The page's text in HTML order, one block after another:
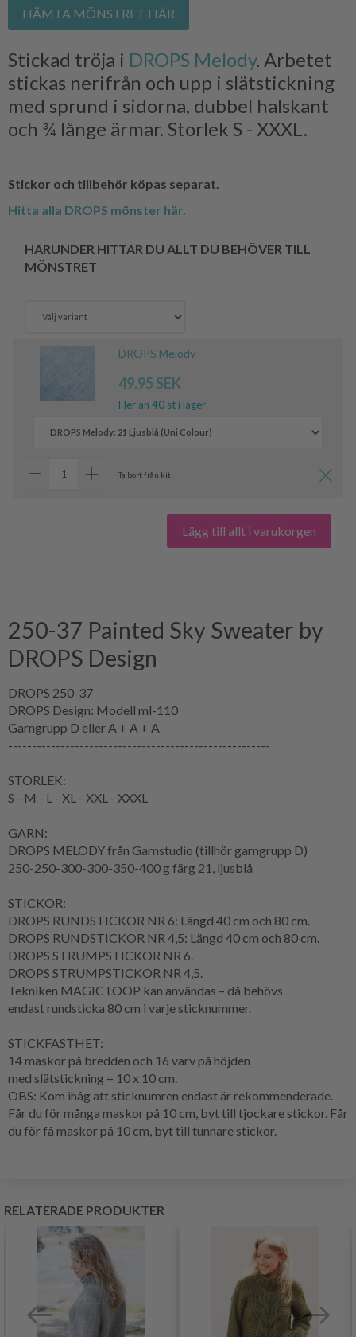
HÄMTA MÖNSTRET HÄR
Stickad tröja i DROPS Melody. Arbetet
stickas nerifrån och upp i slätstickning
med sprund i sidorna, dubbel halskant
och ¾ långe ärmar. Storlek S - XXXL.
Stickor och tillbehör köpas separat.
Hitta alla DROPS mönster här.
HÄRUNDER HITTAR DU ALLT DU BEHÖVER TILL
MÖNSTRET
DROPS Melody
49.95 SEK
Fler än 40 st i lager
Ta bort från kit
Lägg till allt i varukorgen
250-37 Painted Sky Sweater by
DROPS Design
DROPS 250-37
DROPS Design: Modell ml-110
Garngrupp D eller A + A + A
-------------------------------------------------------
STORLEK:
S - M - L - XL - XXL - XXXL
GARN:
DROPS MELODY från Garnstudio (tillhör garngrupp D)
250-250-300-300-350-400 g färg 21, ljusblå
STICKOR:
DROPS RUNDSTICKOR NR 6: Längd 40 cm och 80 cm.
DROPS RUNDSTICKOR NR 4,5: Längd 40 cm och 80 cm.
DROPS STRUMPSTICKOR NR 6.
DROPS STRUMPSTICKOR NR 4,5.
Tekniken MAGIC LOOP kan användas – då behövs
endastrundsticka 80 cm i varje sticknummer.
STICKFASTHET:
14 maskor på bredden och 16 varvpå höjden
med slätstickning = 10 x 10 cm.
OBS: Kom ihåg att sticknumren endast är rekommenderade.
Får du för många maskor på 10 cm, byt till tjockare stickor. Får
du för få maskor på 10 cm, byt till tunnare stickor.
RELATERADE PRODUKTER